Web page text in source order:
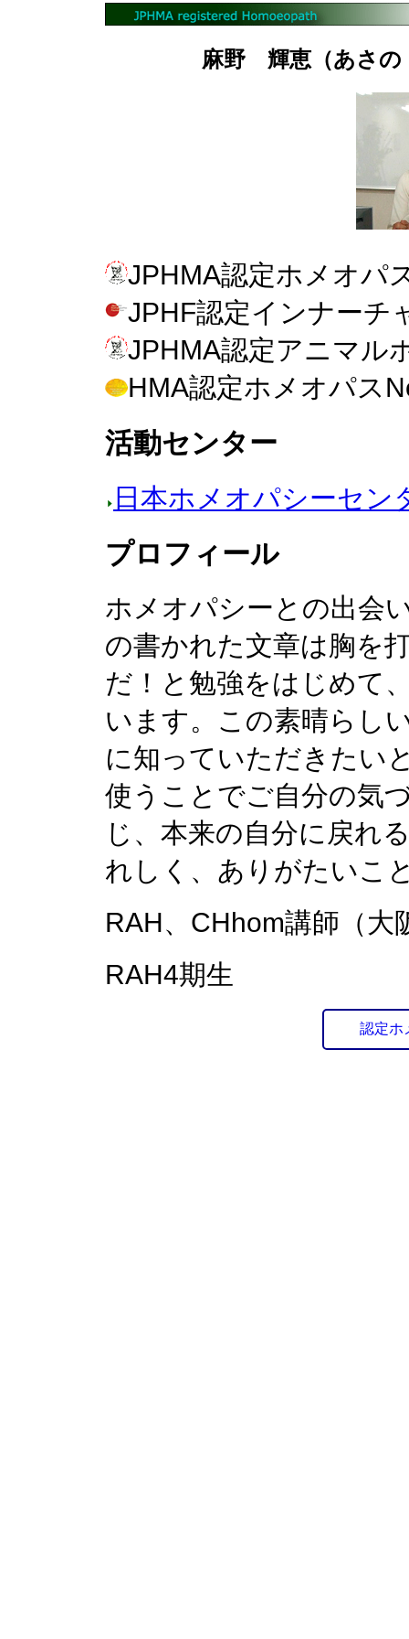
麻野 輝恵（あさの
JPHMA認定ホメオパ
JPHF認定インナーチ
JPHMA認定アニマル
HMA認定ホメオパス
活動センター
日本ホメオパシーセン
プロフィール
ホメオパシーとの出会
の書かれた文章は胸を
だ！と勉強をはじめて
います。この素晴らし
に知っていただきたい
使うことでご自分の気
じ、本来の自分に戻れ
れしく、ありがたいこ
RAH、CHhom講師（大
RAH4期生
認定ホ